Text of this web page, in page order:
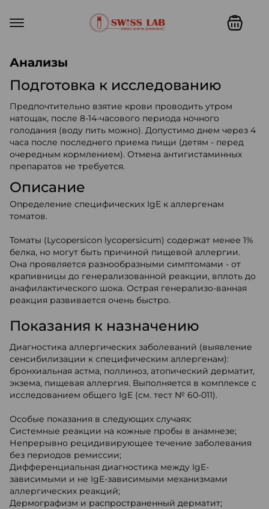
Анализы
Подготовка к исследованию
Предпочтительно взятие крови проводить утром
натощак, после 8-14-часового периода ночного
голодания (воду пить можно). Допустимо днем через 4
часа после последнего приема пищи (детям - перед
очередным кормлением). Отмена антигистаминных
препаратов не требуется.
Описание
Определение специфических IgE к аллергенам
томатов.
Томаты (Lycopersicon lycopersicum) содержат менее 1%
белка, но могут быть причиной пищевой аллергии.
Она проявляется разнообразными симптомами - от
крапивницы до генерализованной реакции, вплоть до
анафилактического шока. Острая генерализо-ванная
реакция развивается очень быстро.
Показания к назначению
Диагностика аллергических заболеваний (выявление
сенсибилизации к специфическим аллергенам):
бронхиальная астма, поллиноз, атопический дерматит,
экзема, пищевая аллергия. Выполняется в комплексе с
исследованием общего IgE (см. тест № 60-011).
Особые показания в следующих случаях:
Системные реакции на кожные пробы в анамнезе;
Непрерывно рецидивирующее течение заболевания
без периодов ремиссии;
Дифференциальная диагностика между IgE-
зависимыми и не IgE-зависимыми механизмами
аллергических реакций;
Дермографизм и распространенный дерматит;